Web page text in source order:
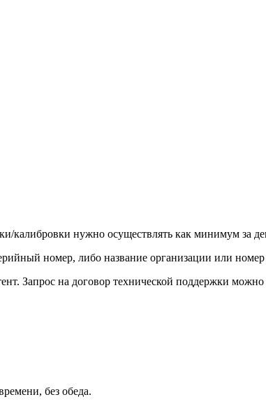
калибровки нужно осуществлять как минимум за
номер, либо название организации или номер
Запрос на договор технической поддержки можно
без обеда.